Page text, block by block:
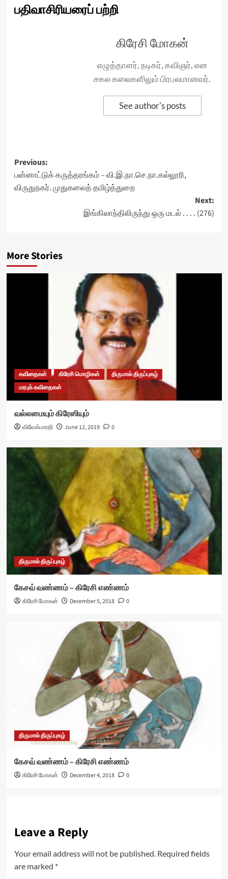
பதிவாசிரியரைப் பற்றி
கிரேசி மோகன்
எழுத்தாளர், நடிகர், கவிஞர், என
சகல கலைகளிலும் பிரபலமானவர்.
See author's posts
Post
navigation
Previous:
பன்னாட்டுக் கருத்தரங்கம் – வி.இ.நா.செ.நா.கல்லூரி,
விருதுநகர். முதுகலைத் தமிழ்த்துறை
Next:
இங்கிலாந்திலிருந்து ஒரு மடல் . . . . (276)
More Stories
கவிதைகள் கிரேசி மொழிகள்
திருமால் திருப்புகழ்
மரபுக் கவிதைகள்
வல்லமையும் கிரேஸியும்
விவேக்பாரதி June 12, 2019 0
திருமால் திருப்புகழ்
கேசவ் வண்ணம் – கிரேசி எண்ணம்
கிரேசி மோகன் December 5, 2018 0
திருமால் திருப்புகழ்
கேசவ் வண்ணம் – கிரேசி எண்ணம்
கிரேசி மோகன் December 4, 2018 0
Leave a Reply
Your email address will not be published. Required fields
are marked *